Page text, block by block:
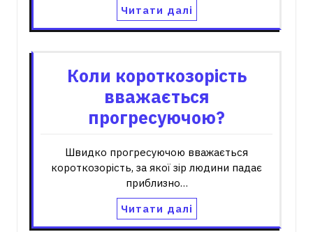
Читати далі
Коли короткозорість
вважається
прогресуючою?
Швидко прогресуючою вважається
короткозорість, за якої зір людини падає
приблизно…
Читати далі